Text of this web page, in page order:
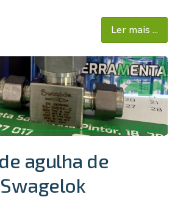
Ler mais ...
agulha de